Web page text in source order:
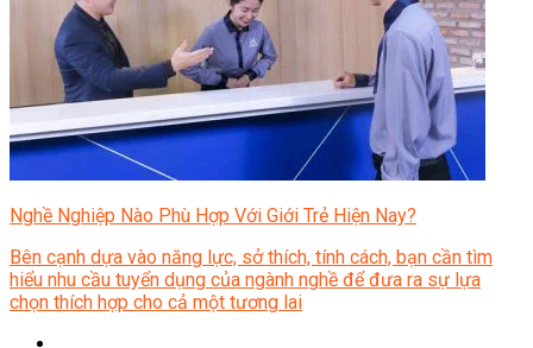
Nghề Nghiệp Nào Phù Hợp Với Giới Trẻ Hiện Nay?
Bên cạnh dựa vào năng lực, sở thích, tính cách, bạn cần tìm
hiểu nhu cầu tuyển dụng của ngành nghề để đưa ra sự lựa
chọn thích hợp cho cả một tương lai